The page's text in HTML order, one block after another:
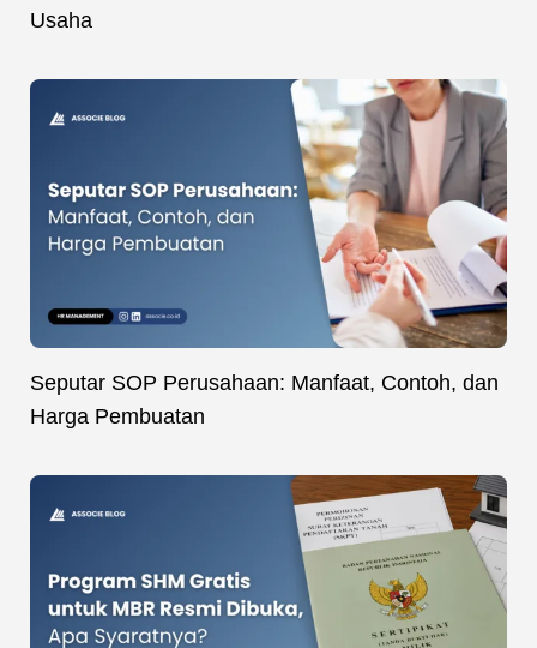
Usaha
Seputar SOP Perusahaan: Manfaat, Contoh, dan
Harga Pembuatan